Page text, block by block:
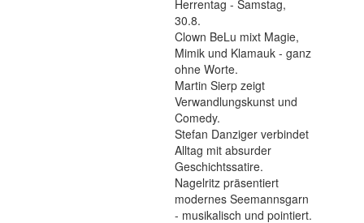
Herrentag - Samstag,
30.8.
Clown BeLu mixt Magie,
Mimik und Klamauk - ganz
ohne Worte.
Martin Sierp zeigt
Verwandlungskunst und
Comedy.
Stefan Danziger verbindet
Alltag mit absurder
Geschichtssatire.
Nagelritz präsentiert
modernes Seemannsgarn
- musikalisch und pointiert.